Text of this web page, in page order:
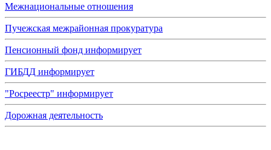
Межнациональные отношения
Пучежская межрайонная прокуратура
Пенсионный фонд информирует
ГИБДД информирует
"Росреестр" информирует
Дорожная деятельность